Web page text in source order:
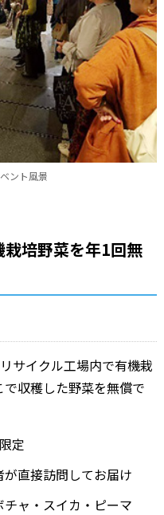
ント風景
栽培野菜を年1回無
サイクル工場内で有機栽
収穫した野菜を無償で
定
直接訪問してお届け
ャ・スイカ・ピーマ